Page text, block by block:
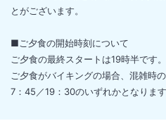
とがございます。
■ご夕食の開始時刻について
ご夕食の最終スタートは19時半です。
ご夕食がバイキングの場合、混雑時
7：45／19：30のいずれかとなりま